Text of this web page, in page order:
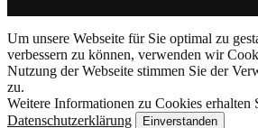
Um unsere Webseite für Sie optimal zu
verbessern zu können, verwenden wir
Nutzung der Webseite stimmen Sie der
zu.
Weitere Informationen zu Cookies erhalten
Datenschutzerklärung
Einverstanden